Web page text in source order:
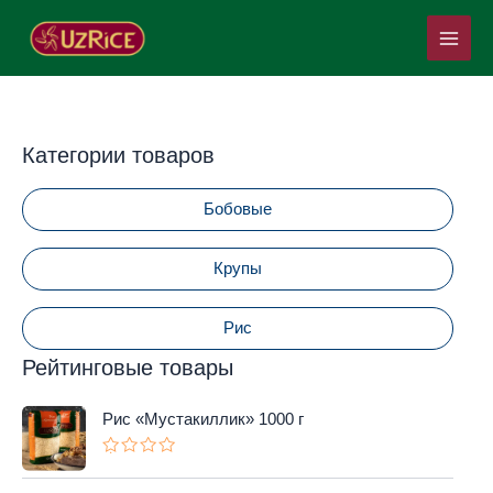
Main
Menu
Категории товаров
Бобовые
Крупы
Рис
Рейтинговые товары
Рис «Мустакиллик» 1000 г
ц